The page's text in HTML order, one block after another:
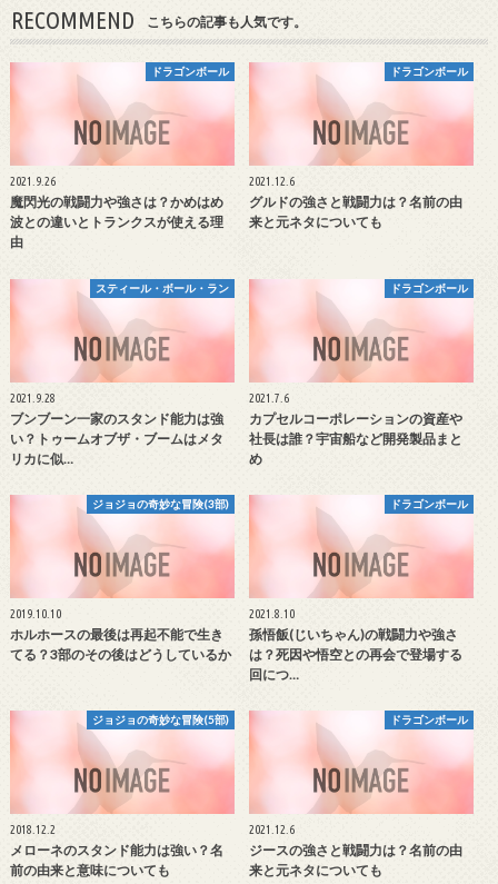
RECOMMEND こちらの記事も人気です。
ドラゴンボール
2021.9.26
魔閃光の戦闘力や強さは？かめはめ
波との違いとトランクスが使える理
由
ドラゴンボール
2021.12.6
グルドの強さと戦闘力は？名前の由
来と元ネタについても
スティール・ボール・ラン
2021.9.28
ブンブーン一家のスタンド能力は強
い？トゥームオブザ・ブームはメタ
リカに似…
ドラゴンボール
2021.7.6
カプセルコーポレーションの資産や
社長は誰？宇宙船など開発製品まと
め
ジョジョの奇妙な冒険(3部)
2019.10.10
ホルホースの最後は再起不能で生き
てる？3部のその後はどうしているか
ドラゴンボール
2021.8.10
孫悟飯(じいちゃん)の戦闘力や強さ
は？死因や悟空との再会で登場する
回につ…
ジョジョの奇妙な冒険(5部)
2018.12.2
メローネのスタンド能力は強い？名
前の由来と意味についても
ドラゴンボール
2021.12.6
ジースの強さと戦闘力は？名前の由
来と元ネタについても